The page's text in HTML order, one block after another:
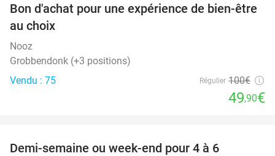
50%
Bon d'achat pour une expérience de bien-être
au choix
Nooz
Grobbendonk (+3 positions)
Vendu : 75
Régulier 100€
49,90€
Demi-semaine ou week-end pour 4 à 6